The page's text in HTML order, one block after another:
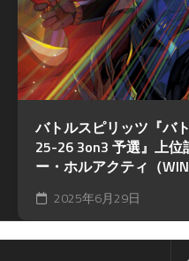
バトルスピリッツ『バ
25-26 3on3 予選』上位
ー・ホルアクティ（
2025年6月29日